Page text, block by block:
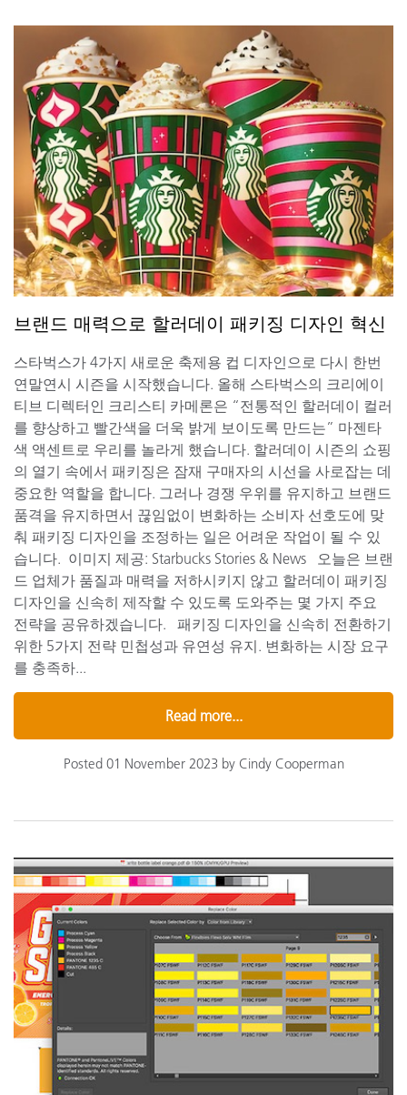
브랜드 매력으로 할러데이 패키징 디자인 혁신
스타벅스가 4가지 새로운 축제용 컵 디자인으로 다시 한번
연말연시 시즌을 시작했습니다. 올해 스타벅스의 크리에이
티브 디렉터인 크리스티 카메론은 “전통적인 할러데이 컬러
를 향상하고 빨간색을 더욱 밝게 보이도록 만드는” 마젠타
색 액센트로 우리를 놀라게 했습니다. 할러데이 시즌의 쇼핑
의 열기 속에서 패키징은 잠재 구매자의 시선을 사로잡는 데
중요한 역할을 합니다. 그러나 경쟁 우위를 유지하고 브랜드
품격을 유지하면서 끊임없이 변화하는 소비자 선호도에 맞
춰 패키징 디자인을 조정하는 일은 어려운 작업이 될 수 있
습니다. 이미지 제공: Starbucks Stories & News 오늘은 브랜
드 업체가 품질과 매력을 저하시키지 않고 할러데이 패키징
디자인을 신속히 제작할 수 있도록 도와주는 몇 가지 주요
전략을 공유하겠습니다. 패키징 디자인을 신속히 전환하기
위한 5가지 전략 민첩성과 유연성 유지. 변화하는 시장 요구
를 충족하...
Read more...
Posted 01 November 2023 by Cindy Cooperman